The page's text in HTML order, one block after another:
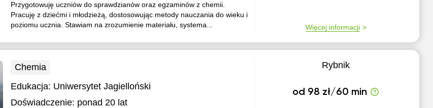
Przygotowuję uczniów do sprawdzianów oraz egzaminów z chemii.
Pracuję z dziećmi i młodzieżą, dostosowując metody nauczania do wieku i
poziomu ucznia. Stawiam na zrozumienie materiału, systema...
Więcej informacji
Chemia
Edukacja: Uniwersytet Jagielloński
Doświadczenie: ponad 20 lat
Rybnik
od 98 zł/60 min